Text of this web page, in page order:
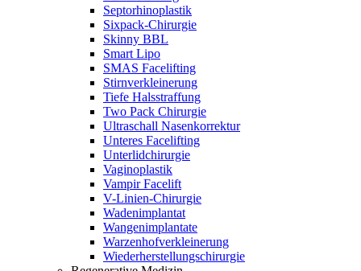
Septorhinoplastik
Sixpack-Chirurgie
Skinny BBL
Smart Lipo
SMAS Facelifting
Stirnverkleinerung
Tiefe Halsstraffung
Two Pack Chirurgie
Ultraschall Nasenkorrektur
Unteres Facelifting
Unterlidchirurgie
Vaginoplastik
Vampir Facelift
V-Linien-Chirurgie
Wadenimplantat
Wangenimplantate
Warzenhofverkleinerung
Wiederherstellungschirurgie